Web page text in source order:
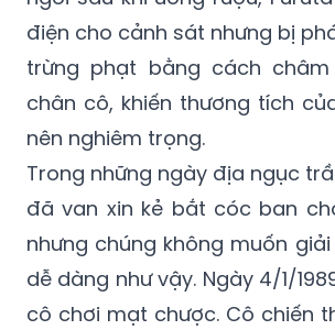
điện cho cảnh sát nhưng bị
trừng phạt bằng cách
chân cô, khiến thương tích
nên nghiêm trọng.
Trong những ngày địa ngục
đã van xin kẻ bắt cóc ban
nhưng chúng không muốn
dễ dàng như vậy. Ngày 4/1/
cô chơi mạt chược. Cô chiến